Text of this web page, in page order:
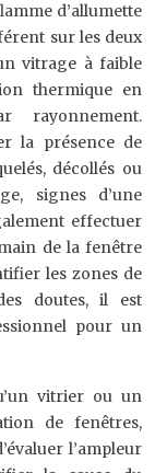
d’allumette
sur les deux
vitrage à faible
thermique en
la présence de
décollés ou
signes d’une
effectuer
de la fenêtre
les zones de
doutes, il est
pour un
vitrier ou un
de fenêtres,
l’ampleur